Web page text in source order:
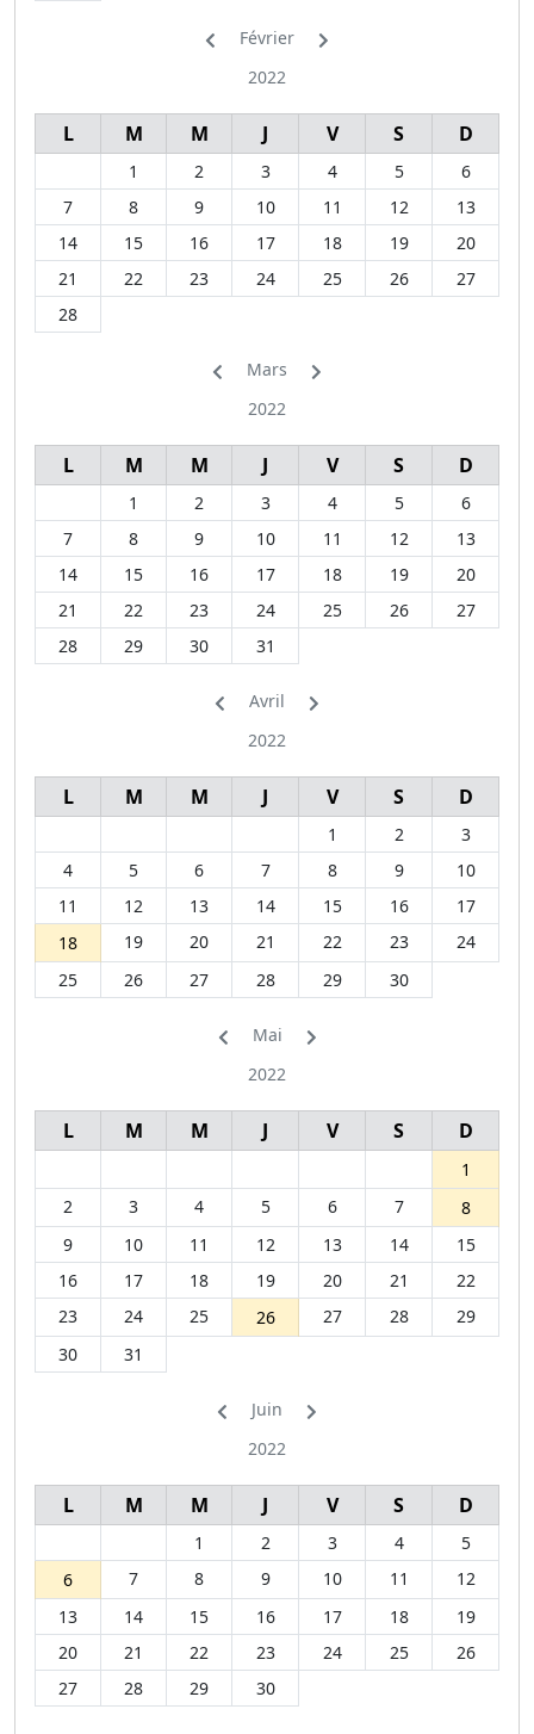
Février
2022
L M M J V S D
1 2 3 4 5
6
7
8 9 10 11 12
13
14
15 16 17 18 19
20
21
22 23 24 25 26
27
28
Mars
2022
L M M J V S D
1 2 3 4 5
6
7
8 9 10 11 12
13
14
15 16 17 18 19
20
21
22 23 24 25 26
27
28
29 30 31
Avril
2022
L M M J V S D
1 2
3
4
5 6 7 8 9
10
11
12 13 14 15 16
17
18
19 20 21 22 23
24
25
26 27 28 29 30
Mai
2022
L M M J V S D
1
2
3 4 5 6 7
8
9
10 11 12 13 14
15
16
17 18 19 20 21
22
23
24 25 26 27 28
29
30
31
Juin
2022
L M M J V S D
1 2 3 4
5
6
7 8 9 10 11
12
13
14 15 16 17 18
19
20
21 22 23 24 25
26
27
28 29 30